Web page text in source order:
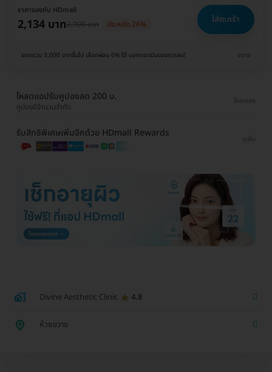
ราคาจองกับ HDmall
2,134 บาท2,900 บาท ประหยัด 26% ใส่ตะกร้า
ยอดรวม 3,000 บาทขึ้นไป เลือกผ่อน 0% ได้ บอกแอดมินของเราเลย! ขยาย
โหลดแอปรับคูปองลด 200 บ.
คูปองมีจำนวนจำกัด
โหลดเลย
รับสิทธิพิเศษเพิ่มอีกด้วย HDmall Rewards
ดูเพิ่ม
Divine Aesthetic Clinic 4.8
ห้วยขวาง